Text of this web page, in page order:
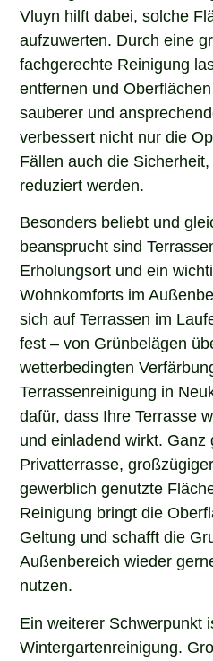
Vluyn hilft dabei, solche
aufzuwerten. Durch eine
fachgerechte Reinigung
entfernen und
sauberer und
verbessert nicht nur die
Fällen auch die
reduziert werden.
Besonders beliebt und
beansprucht sind
Erholungsort und ein
Wohnkomforts im
sich auf Terrassen im
fest – von Grünbelägen
wetterbedingten
Terrassenreinigung in
dafür, dass Ihre Terrasse
und einladend wirkt. Ganz
Privatterrasse,
gewerblich genutzte
Reinigung bringt die
Geltung und schafft die
Außenbereich wieder
nutzen.
Ein weiterer Schwerpunkt
Wintergartenreinigung.